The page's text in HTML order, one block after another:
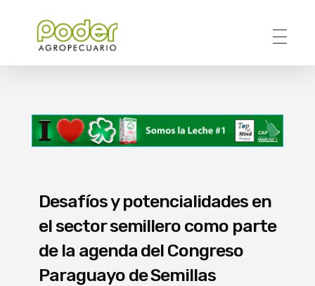
Desafíos y potencialidades en
el sector semillero como parte
de la agenda del Congreso
Paraguayo de Semillas